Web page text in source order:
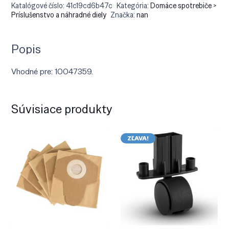
Katalógové číslo:41c19cd6b47c Kategória:Domáce spotrebiče >
Príslušenstvo a náhradné diely Značka:nan
Popis
Vhodné pre: 10047359.
Súvisiace produkty
ZĽAVA!